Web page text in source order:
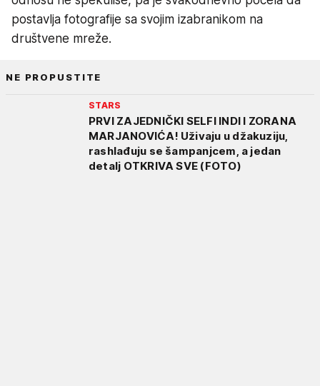
postavlja fotografije sa svojim izabranikom na
društvene mreže.
NE PROPUSTITE
STARS
PRVI ZAJEDNIČKI SELFI INDI I ZORANA
MARJANOVIĆA! Uživaju u džakuziju,
rashlađuju se šampanjcem, a jedan
detalj OTKRIVA SVE (FOTO)